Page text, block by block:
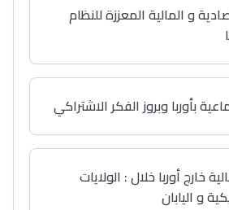
و المالية المعززة للنظام
بأوربا وبروز الفكر الاشتراكي
خارج أوربا خلال : الولايات
و اليابان